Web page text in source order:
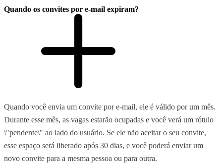
Quando os convites por e-mail expiram?
Quando você envia um convite por e-mail, ele é válido por um mês.
Durante esse mês, as vagas estarão ocupadas e você verá um rótulo
\"pendente\" ao lado do usuário. Se ele não aceitar o seu convite,
esse espaço será liberado após 30 dias, e você poderá enviar um
novo convite para a mesma pessoa ou para outra.